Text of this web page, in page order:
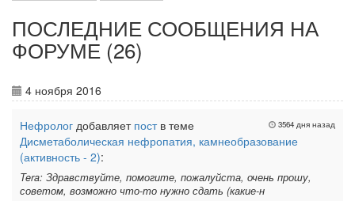
ПОСЛЕДНИЕ СООБЩЕНИЯ НА
ФОРУМЕ (26)
4 ноября 2016
3564 дня назад
Нефролог добавляет поств теме
Дисметаболическая нефропатия, камнеобразование
(активность - 2):
Tera: Здравствуйте, помогите, пожалуйста, очень прошу,
советом, возможно что-то нужно сдать (какие-н